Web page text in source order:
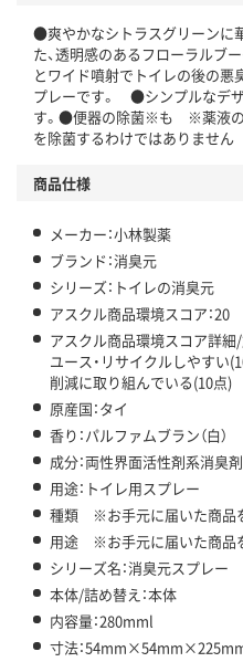
この商品の環境配慮ポイントで
アスクル商品環境スコア詳細／
●爽やかなシトラスグリーンに
た、透明感のあるフローラルブ
とワイド噴射でトイレの後の悪
プレーです。 ●シンプルなデ
す。●便器の除菌※も ※薬液の
を除菌するわけではありません
商品仕様
メーカー：小林製薬
ブランド：消臭元
シリーズ：トイレの消臭元
アスクル商品環境スコア：20
アスクル商品環境スコア詳細
ユース・リサイクルしやす
削減に取り組んでいる(10点)
原産国：タイ
香り：パルファムブラン（白）
成分：両性界面活性剤系消臭
用途：トイレ用スプレー
種類 ※お手元に届いた商品
用途 ※お手元に届いた商品
シリーズ名：消臭元スプレー
本体/詰め替え：本体
内容量：280mml
寸法：